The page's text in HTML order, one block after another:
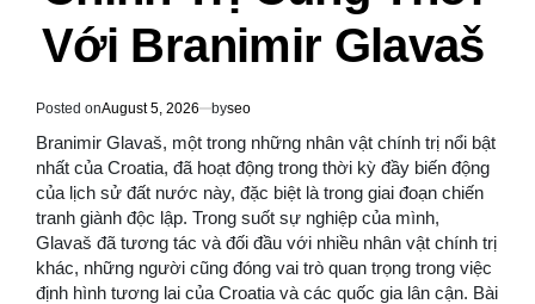
Với Branimir Glavaš
Posted onAugust 5, 2026 byseo
Branimir Glavaš, một trong những nhân vật chính trị nổi bật
nhất của Croatia, đã hoạt động trong thời kỳ đầy biến động
của lịch sử đất nước này, đặc biệt là trong giai đoạn chiến
tranh giành độc lập. Trong suốt sự nghiệp của mình,
Glavaš đã tương tác và đối đầu với nhiều nhân vật chính trị
khác, những người cũng đóng vai trò quan trọng trong việc
định hình tương lai của Croatia và các quốc gia lân cận. Bài